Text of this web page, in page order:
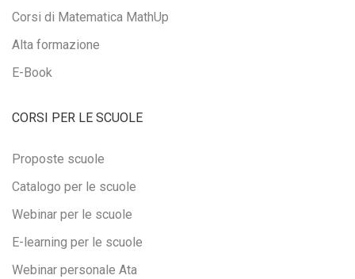
Corsi di Matematica MathUp
Alta formazione
E-Book
CORSI PER LE SCUOLE
Proposte scuole
Catalogo per le scuole
Webinar per le scuole
E-learning per le scuole
Webinar personale Ata